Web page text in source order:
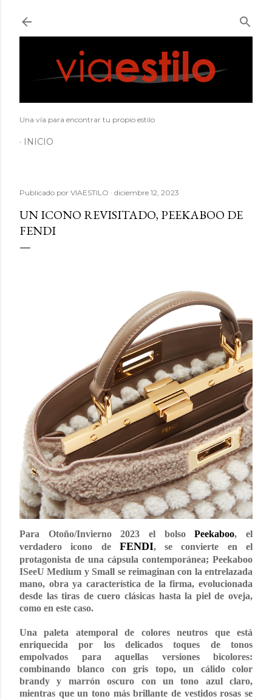
Una vía para encontrar tu propio estilo
INICIO
Publicado por VIAESTILO diciembre 12, 2023
UN ICONO REVISITADO, PEEKABOO DE
FENDI
Para Otoño/Invierno 2023 el bolsoPeekaboo, el
verdadero icono de FENDI, se convierte en el
protagonista de una cápsula contemporánea; Peekaboo
ISeeU Medium y Small se reimaginan con la entrelazada
mano, obra ya característica de la firma, evolucionada
desde las tiras de cuero clásicas hasta la piel de oveja,
como en este caso.
Una paleta atemporal de colores neutros que está
enriquecida por los delicados toques de tonos
empolvados para aquellas versiones bicolores:
combinando blanco con gris topo, un cálido color
brandy y marrón oscuro con un tono azul claro,
mientras que un tono más brillante de vestidos rosas se